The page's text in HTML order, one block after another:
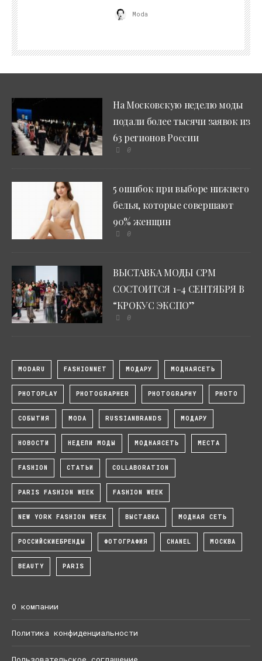
Moda
На Московскую неделю моды
подали более тысячи заявок из
63 регионов России
0
5 ошибок при выборе нижнего
белья, которые совершают
90% женщин
0
ВЫСТАВКА МОДЫ CPM
СОСТОИТСЯ 1–4 СЕНТЯБРЯ В
“КРОКУС ЭКСПО”
0
MODARU FASHIONNET МОДАРУ МОДНАЯСЕТЬ
PHOTOPLAY PHOTOGRAPHER PHOTOGRAPHY PHOTO
СОБЫТИЯ MODA RUSSIANBRANDS МОДАРУ
НОВОСТИ НЕДЕЛИ МОДЫ МОДНАЯСЕТЬ МЕСТА
FASHION СТАТЬИ COLLABORATION
PARIS FASHION WEEK FASHION WEEK
NEW YORK FASHION WEEK ВЫСТАВКА МОДНАЯ СЕТЬ
РОССИЙСКИЕБРЕНДЫ ФОТОГРАФИЯ CHANEL МОСКВА
BEAUTY PARIS
О компании
Политика конфиденциальности